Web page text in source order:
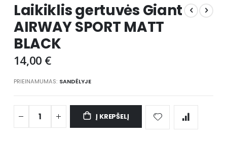
to
the
beginning
of
the
images
Laikiklis gertuvės Giant
AIRWAY SPORT MATT
BLACK
14,00 €
PRIEINAMUMAS: SANDĖLYJE
Į KREPŠELĮ